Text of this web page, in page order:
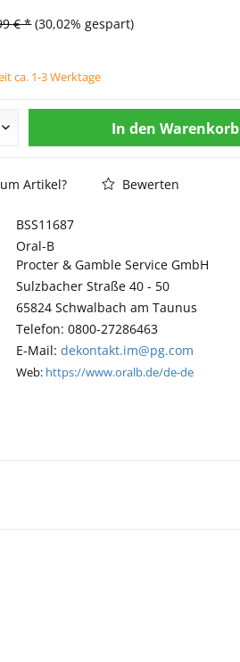
€ * (30,02% gespart)
ca. 1-3 Werktage
In den Warenkorb
Artikel? Bewerten
BSS11687
Oral-B
Procter & Gamble Service GmbH
Sulzbacher Straße 40 - 50
65824 Schwalbach am Taunus
Telefon: 0800-27286463
E-Mail:dekontakt.im@pg.com
Web: https://www.oralb.de/de-de